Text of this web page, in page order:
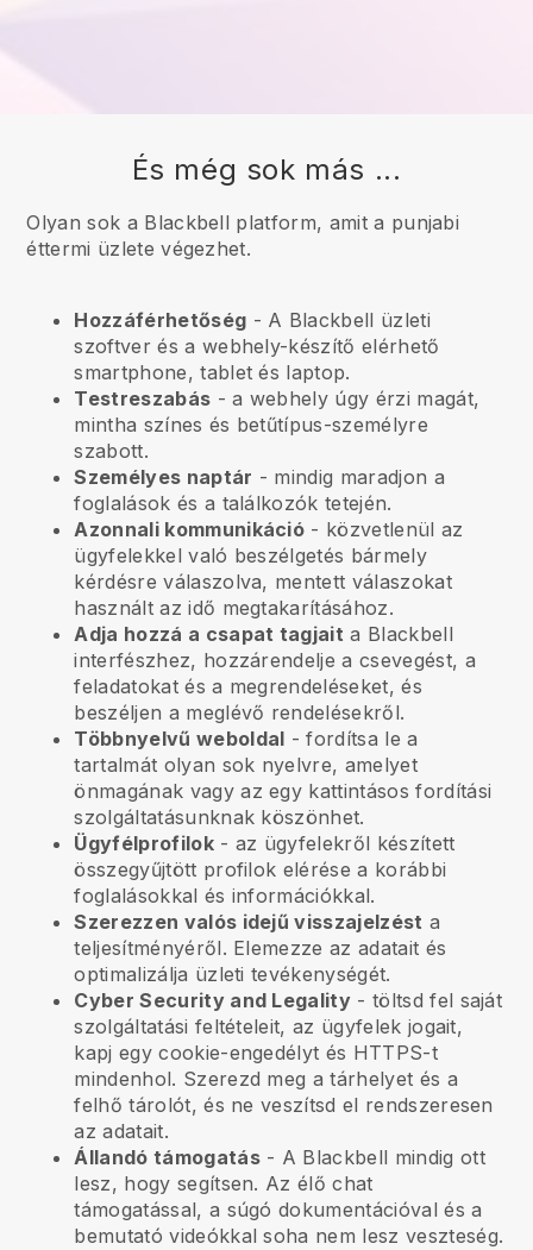
És még sok más ...
Olyan sok a Blackbell platform, amit a punjabi
éttermi üzlete végezhet.
Hozzáférhetőség - A Blackbell üzleti
szoftver és a webhely-készítő elérhető
smartphone, tablet és laptop.
Testreszabás - a webhely úgy érzi magát,
mintha színes és betűtípus-személyre
szabott.
Személyes naptár - mindig maradjon a
foglalások és a találkozók tetején.
Azonnali kommunikáció - közvetlenül az
ügyfelekkel való beszélgetés bármely
kérdésre válaszolva, mentett válaszokat
használt az idő megtakarításához.
Adja hozzá a csapat tagjait a Blackbell
interfészhez, hozzárendelje a csevegést, a
feladatokat és a megrendeléseket, és
beszéljen a meglévő rendelésekről.
Többnyelvű weboldal - fordítsa le a
tartalmát olyan sok nyelvre, amelyet
önmagának vagy az egy kattintásos fordítási
szolgáltatásunknak köszönhet.
Ügyfélprofilok- az ügyfelekről készített
összegyűjtött profilok elérése a korábbi
foglalásokkal és információkkal.
Szerezzen valós idejű visszajelzést a
teljesítményéről. Elemezze az adatait és
optimalizálja üzleti tevékenységét.
Cyber Security and Legality - töltsd fel saját
szolgáltatási feltételeit, az ügyfelek jogait,
kapj egy cookie-engedélyt és HTTPS-t
mindenhol. Szerezd meg a tárhelyet és a
felhő tárolót, és ne veszítsd el rendszeresen
az adatait.
Állandó támogatás- A Blackbell mindig ott
lesz, hogy segítsen. Az élő chat
támogatással, a súgó dokumentációval és a
bemutató videókkal soha nem lesz veszteség.